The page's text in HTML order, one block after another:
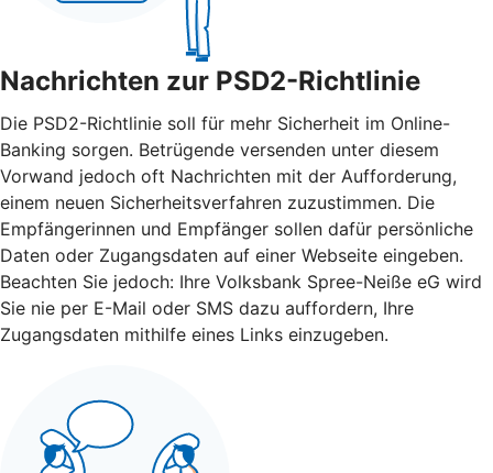
Nachrichten zur PSD2-Richtlinie
Die PSD2-Richtlinie soll für mehr Sicherheit im Online-
Banking sorgen. Betrügende versenden unter diesem
Vorwand jedoch oft Nachrichten mit der Aufforderung,
einem neuen Sicherheitsverfahren zuzustimmen. Die
Empfängerinnen und Empfänger sollen dafür persönliche
Daten oder Zugangsdaten auf einer Webseite eingeben.
Beachten Sie jedoch: Ihre Volksbank Spree-Neiße eG wird
Sie nie per E-Mail oder SMS dazu auffordern, Ihre
Zugangsdaten mithilfe eines Links einzugeben.